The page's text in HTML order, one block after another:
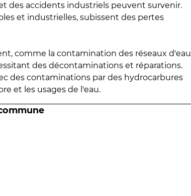
des accidents industriels peuvent survenir.
et industrielles, subissent des pertes
comme la contamination des réseaux d'eau
des décontaminations et réparations.
des contaminations par des hydrocarbures
et les usages de l'eau.